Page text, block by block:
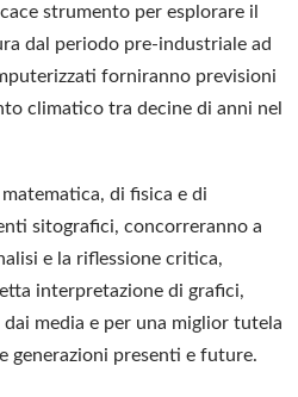
strumento per esplorare il
dal periodo pre-industriale ad
forniranno previsioni
climatico tra decine di anni nel
di fisica e di
sitografici, concorreranno a
e la riflessione critica,
interpretazione di grafici,
media e per una miglior tutela
generazioni presenti e future.